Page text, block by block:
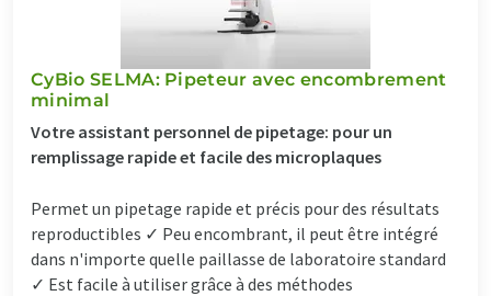
CyBio SELMA: Pipeteur avec encombrement
minimal
Votre assistant personnel de pipetage: pour un
remplissage rapide et facile des microplaques
Permet un pipetage rapide et précis pour des résultats
reproductibles ✓ Peu encombrant, il peut être intégré
dans n'importe quelle paillasse de laboratoire standard
✓ Est facile à utiliser grâce à des méthodes